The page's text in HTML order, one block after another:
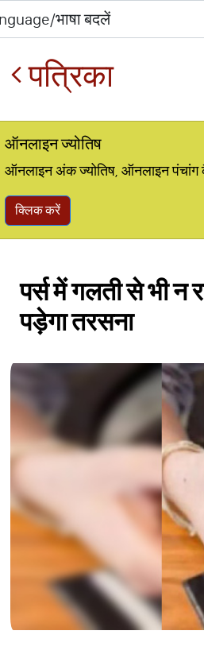
पत्रिका
ऑनलाइन ज्योतिष
ऑनलाइन अंक ज्योतिष, ऑनलाइन पंचांग
क्लिक करें
पर्स में गलती से भी न
पड़ेगा तरसना